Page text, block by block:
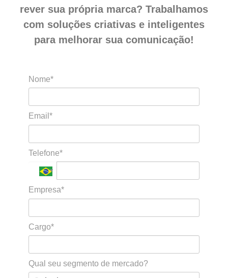
rever sua própria marca? Trabalhamos
com soluções criativas e inteligentes
para melhorar sua comunicação!
Nome*
Email*
Telefone*
Empresa*
Cargo*
Qual seu segmento de mercado?